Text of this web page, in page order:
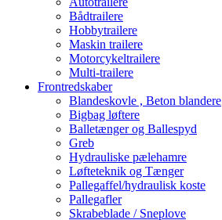
Bådtrailere
Hobbytrailere
Maskin trailere
Motorcykeltrailere
Multi-trailere
Frontredskaber
Blandeskovle , Beton blandere
Bigbag løftere
Balletænger og Ballespyd
Greb
Hydrauliske pælehamre
Løfteteknik og Tænger
Pallegaffel/hydraulisk koste
Pallegafler
Skrabeblade / Sneplove